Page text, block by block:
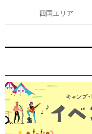
四国エリア